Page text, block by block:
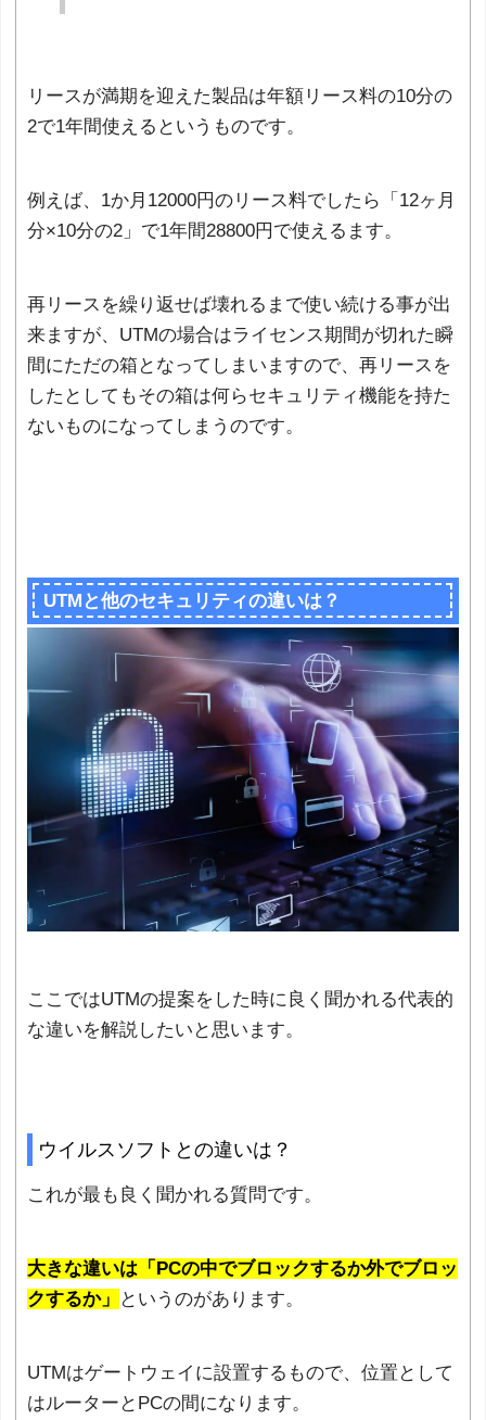
リースが満期を迎えた製品は年額リース料の10分の
2で1年間使えるというものです。
例えば、1か月12000円のリース料でしたら「12ヶ月
分×10分の2」で1年間28800円で使えるます。
再リースを繰り返せば壊れるまで使い続ける事が出
来ますが、UTMの場合はライセンス期間が切れた瞬
間にただの箱となってしまいますので、再リースを
したとしてもその箱は何らセキュリティ機能を持た
ないものになってしまうのです。
UTMと他のセキュリティの違いは？
ここではUTMの提案をした時に良く聞かれる代表的
な違いを解説したいと思います。
ウイルスソフトとの違いは？
これが最も良く聞かれる質問です。
大きな違いは「PCの中でブロックするか外でブロッ
クするか」
というのがあります。
UTMはゲートウェイに設置するもので、位置として
はルーターとPCの間になります。